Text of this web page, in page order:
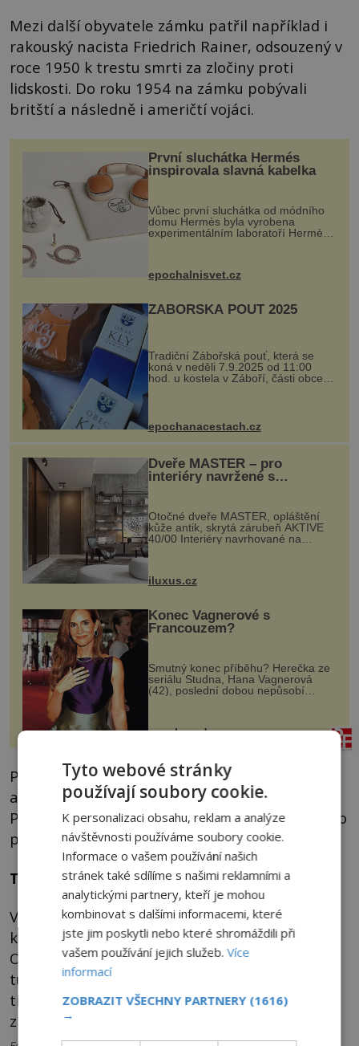
Mezi další obyvatele zámku patřil například i
rakouský nacista Friedrich Rainer, odsouzený v
roce 1950 k trestu smrti za zločiny proti
lidskosti. Do roku 1954 na zámku pobývali
britští a následně i američtí vojáci.
První sluchátka Hermés
inspirovala slavná kabelka
Vůbec první sluchátka od módního
domu Hermès byla vyrobena
experimentálním laboratoří Hermès
kovový...
epochalnisvet.cz
ZÁBOŘSKÁ POUŤ 2025
Tradiční Zábořská pouť, která se
koná v neděli 7.9.2025 od 11:00
hod. u kostela v Záboří, části obce
Kly u Mělníka. V programu naleznete
komentovanou prohlídku kostela,
epochanacestach.cz
Dveře MASTER – pro
interiéry navržené s
rozumem i vášní!
Otočné dveře MASTER, opláštění
kůže antik, skrytá zárubeň AKTIVE
40/00 Interiéry navrhované na
zakázku často vyžadují atypické
rozměry nejen nábytku, ale i
dnes umož...
iluxus.cz
Konec Vagnerové s
Francouzem?
Smutný konec příběhu? Herečka ze
seriálu Studna, Hana Vagnerová
(42), poslední dobou nepůsobí
nasehvezdy.cz
Poslední obětí údajného prokletí se stal
americký generál, který zde žil do roku 1951.
Poté byl vyslán do korejské války, kde krátce po
příjezdu zemřel na infarkt.
Turistický cíl
V roce 1955 bylo sídlo předáno městu Terst,
které ho zrenovovalo a zpřístupnilo veřejnosti.
Od té doby se zámek Miramare stal oblíbenou
turistickou atrakcí, kterou každoročně navštíví
tisíce lidí. Bylo tím snad temné prokletí
zlomeno?
Tyto webové stránky
používají soubory cookie.
K personalizaci obsahu, reklam a analýze
návštěvnosti používáme soubory cookie.
Informace o vašem používání našich
stránek také sdílíme s našimi reklamními a
analytickými partnery, kteří je mohou
kombinovat s dalšími informacemi, které
jste jim poskytli nebo které shromáždili při
vašem používání jejich služeb.Více
informací
ZOBRAZIT VŠECHNY PARTNERY (1616)
→